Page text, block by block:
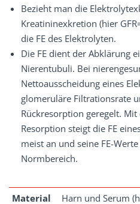
Bezieht man die
Kreatininexkretion (hier
die FE des Elektrolyten.
Die FE dient der Abklärung
Nierentubuli. Bei
Nettoausscheidung eines
glomeruläre Filtrationsrate
Rückresorption geregelt.
Resorption steigt die FE
meist an und seine FE-
Normbereich.
Material
Harn und Serum